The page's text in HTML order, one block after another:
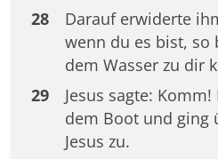
28
Darauf erwiderte
wenn du es bist, so
dem Wasser zu dir
29
Jesus sagte:
dem Boot und ging
Jesus zu.